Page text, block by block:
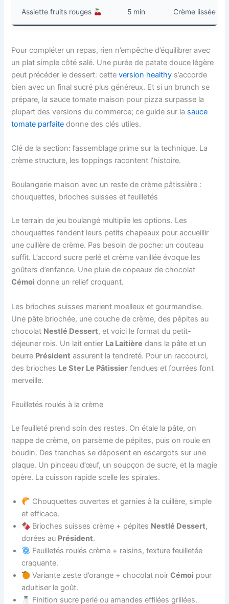
Assiette fruits rouges 5 min Crème lissée +
Pour compléter un repas, rien n’empêche d’équilibrer avec
un plat simple côté salé. Une purée de patate douce légère
peut précéder le dessert: cetteversion healthy s’accorde
bien avec un final sucré plus généreux. Et si un brunch se
prépare, la sauce tomate maison pour pizza surpasse la
plupart des versions du commerce; ce guide sur la sauce
tomate parfaite donne des clés utiles.
Clé de la section: l’assemblage prime sur la technique. La
crème structure, les toppings racontent l’histoire.
Boulangerie maison avec un reste de crème pâtissière :
chouquettes, brioches suisses et feuilletés
Le terrain de jeu boulangé multiplie les options. Les
chouquettes fendent leurs petits chapeaux pour accueillir
une cuillère de crème. Pas besoin de poche: un couteau
suffit. L’accord sucre perlé et crème vanillée évoque les
goûters d’enfance. Une pluie de copeaux de chocolat
Cémoi donne un relief croquant.
Les brioches suisses marient moelleux et gourmandise.
Une pâte briochée, une couche de crème, des pépites au
chocolat Nestlé Dessert, et voici le format du petit-
déjeuner rois. Un lait entier La Laitière dans la pâte et un
beurre Président assurent la tendreté. Pour un raccourci,
des brioches Le Ster Le Pâtissier fendues et fourrées font
merveille.
Feuilletés roulés à la crème
Le feuilleté prend soin des restes. On étale la pâte, on
nappe de crème, on parsème de pépites, puis on roule en
boudin. Des tranches se déposent en escargots sur une
plaque. Un pinceau d’œuf, un soupçon de sucre, et la magie
opère. La cuisson rapide scelle les spirales.
Chouquettes ouvertes et garnies à la cuillère, simple
et efficace.
Brioches suisses crème + pépites Nestlé Dessert,
dorées au Président.
Feuilletés roulés crème + raisins, texture feuilletée
craquante.
Variante zeste d’orange + chocolat noirCémoi pour
adultiser le goût.
Finition sucre perlé ou amandes effilées grillées.